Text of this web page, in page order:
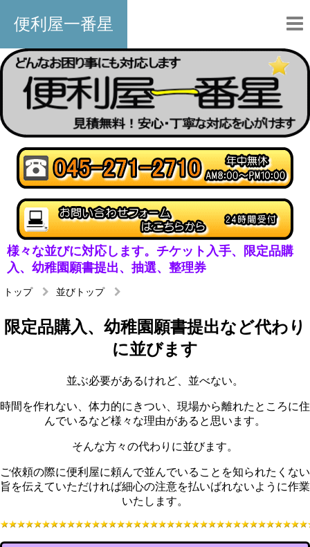
便利屋一番星
様々な並びに対応します。チケット入手、限定品購
入、幼稚園願書提出、抽選、整理券
トップ 並びトップ
限定品購入、幼稚園願書提出など代わり
に並びます
並ぶ必要があるけれど、並べない。
時間を作れない、体力的にきつい、現場から離れたところに住
んでいるなど様々な理由があると思います。
そんな方々の代わりに並びます。
ご依頼の際に便利屋に頼んで並んでいることを知られたくない
旨を伝えていただければ細心の注意を払いばれないように作業
いたします。